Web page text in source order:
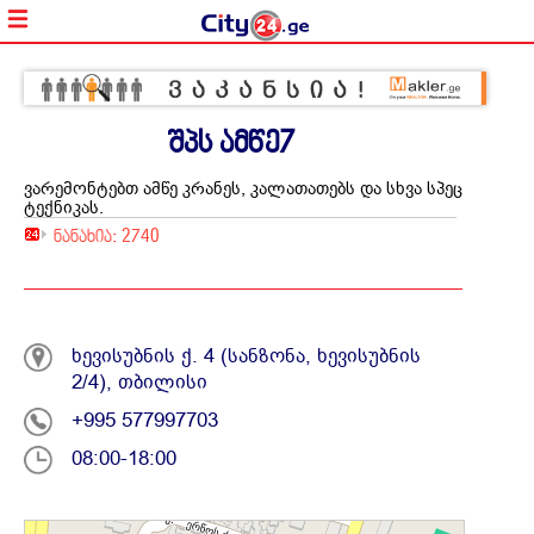
შპს ამწე7
ვარემონტებთ ამწე კრანეს, კალათათებს და სხვა სპეც
ტექნიკას.
ნანახია: 2740
ხევისუბნის ქ. 4 (სანზონა, ხევისუბნის
2/4), თბილისი
+995 577997703
08:00-18:00